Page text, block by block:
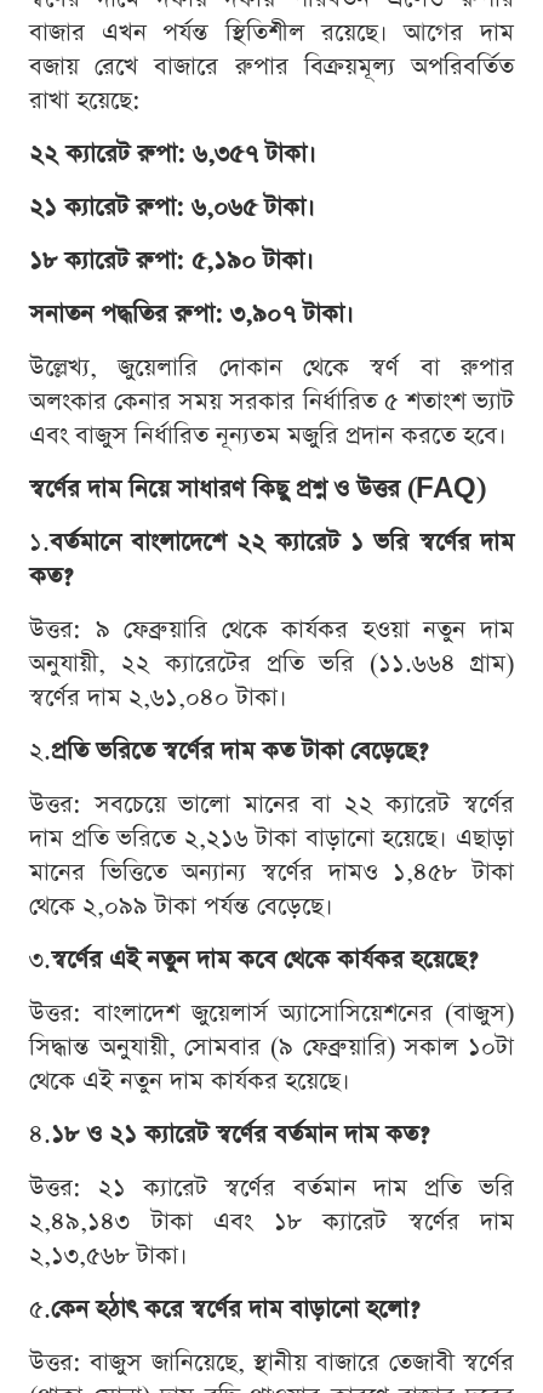
বাজার এখন পর্যন্ত স্থিতিশীল রয়েছে। আগের দাম
বজায় রেখে বাজারে রুপার বিক্রয়মূল্য অপরিবর্তিত
রাখা হয়েছে:
২২ ক্যারেট রুপা: ৬,৩৫৭ টাকা।
২১ ক্যারেট রুপা: ৬,০৬৫ টাকা।
১৮ ক্যারেট রুপা: ৫,১৯০ টাকা।
সনাতন পদ্ধতির রুপা: ৩,৯০৭ টাকা।
উল্লেখ্য, জুয়েলারি দোকান থেকে স্বর্ণ বা রুপার
অলংকার কেনার সময় সরকার নির্ধারিত ৫ শতাংশ ভ্যাট
এবং বাজুস নির্ধারিত নূন্যতম মজুরি প্রদান করতে হবে।
স্বর্ণের দাম নিয়ে সাধারণ কিছু প্রশ্ন ও উত্তর (FAQ)
১.বর্তমানে বাংলাদেশে ২২ ক্যারেট ১ ভরি স্বর্ণের দাম
কত?
উত্তর: ৯ ফেব্রুয়ারি থেকে কার্যকর হওয়া নতুন দাম
অনুযায়ী, ২২ ক্যারেটের প্রতি ভরি (১১.৬৬৪ গ্রাম)
স্বর্ণের দাম ২,৬১,০৪০ টাকা।
২.প্রতি ভরিতে স্বর্ণের দাম কত টাকা বেড়েছে?
উত্তর: সবচেয়ে ভালো মানের বা ২২ ক্যারেট স্বর্ণের
দাম প্রতি ভরিতে ২,২১৬ টাকা বাড়ানো হয়েছে। এছাড়া
মানের ভিত্তিতে অন্যান্য স্বর্ণের দামও ১,৪৫৮ টাকা
থেকে ২,০৯৯ টাকা পর্যন্ত বেড়েছে।
৩.স্বর্ণের এই নতুন দাম কবে থেকে কার্যকর হয়েছে?
উত্তর: বাংলাদেশ জুয়েলার্স অ্যাসোসিয়েশনের (বাজুস)
সিদ্ধান্ত অনুযায়ী, সোমবার (৯ ফেব্রুয়ারি) সকাল ১০টা
থেকে এই নতুন দাম কার্যকর হয়েছে।
৪.১৮ ও ২১ ক্যারেট স্বর্ণের বর্তমান দাম কত?
উত্তর: ২১ ক্যারেট স্বর্ণের বর্তমান দাম প্রতি ভরি
২,৪৯,১৪৩ টাকা এবং ১৮ ক্যারেট স্বর্ণের দাম
২,১৩,৫৬৮ টাকা।
৫.কেন হঠাৎ করে স্বর্ণের দাম বাড়ানো হলো?
উত্তর: বাজুস জানিয়েছে, স্থানীয় বাজারে তেজাবী স্বর্ণের